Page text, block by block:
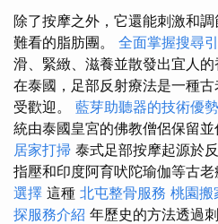
除了按摩之外，它還能刺激和
難看的脂肪團。 全面掌握搜尋
滑、緊緻、滋養並散發出宜人的
在泰國，足部反射療法是一種
受歡迎。 藍芽助聽器的技術優勢
統由泰國皇宮的佛教僧侶保留並
居家打掃 泰式足部按摩起源於
指壓和印度阿育吠陀瑜伽等古老
選擇 這種 北屯整骨服務 桃園搬
探服務介紹 年歷史的方法透過